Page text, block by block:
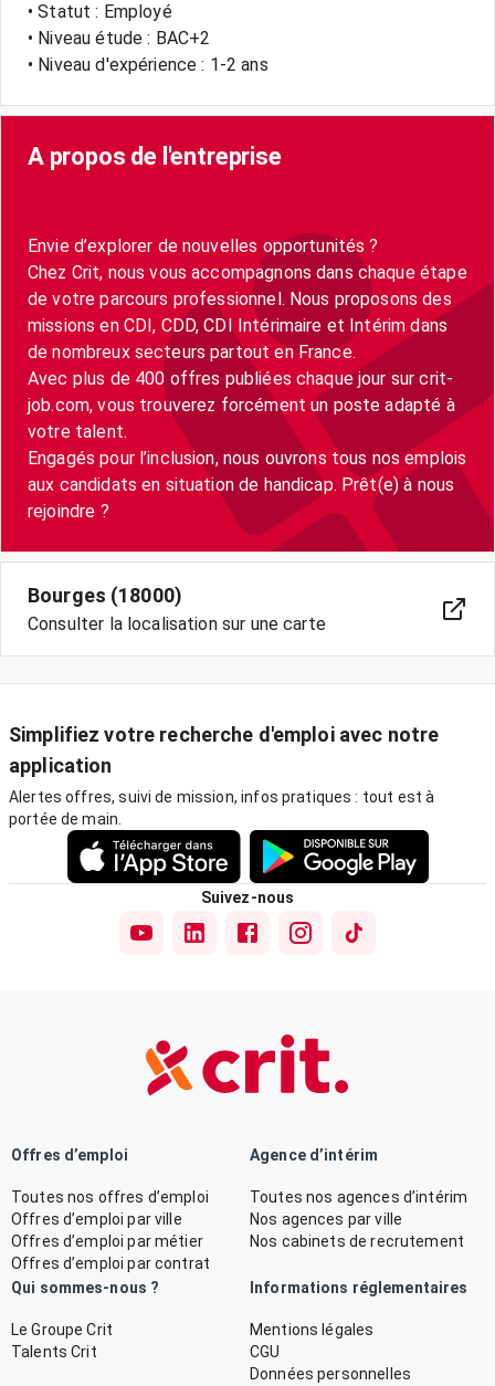
• Statut : Employé
• Niveau étude : BAC+2
• Niveau d'expérience : 1-2 ans
A propos de l'entreprise
Envie d’explorer de nouvelles opportunités ?
Chez Crit, nous vous accompagnons dans chaque étape
de votre parcours professionnel. Nous proposons des
missions en CDI, CDD, CDI Intérimaire et Intérim dans
de nombreux secteurs partout en France.
Avec plus de 400 offres publiées chaque jour sur crit-
job.com, vous trouverez forcément un poste adapté à
votre talent.
Engagés pour l’inclusion, nous ouvrons tous nos emplois
aux candidats en situation de handicap. Prêt(e) à nous
Bourges (18000)
Consulter la localisation sur une carte
Simplifiez votre recherche d'emploi avec notre
application
Alertes offres, suivi de mission, infos pratiques : tout est à
portée de main.
Suivez-nous
Offres d’emploi
Toutes nos offres d’emploi
Offres d’emploi par ville
Offres d’emploi par métier
Offres d’emploi par contrat
Agence d’intérim
Toutes nos agences d’intérim
Nos agences par ville
Nos cabinets de recrutement
Qui sommes-nous ?
Le Groupe Crit
Talents Crit
Informations réglementaires
Mentions légales
CGU
Données personnelles